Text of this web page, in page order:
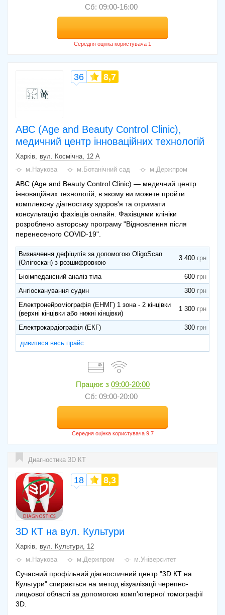
Сб: 09:00-16:00
АВС (Age and Beauty Control Clinic),
медичний центр інноваційних технологій
36 8,7
Харків
вул. Космічна, 12 А
м.Наукова
м.Ботанічний сад м.Держпром
АВС (Age and Beauty Control Clinic) — медичний центр
інноваційних технологій, в якому ви можете пройти
комплексну діагностику здоров'я та отримати
консультацію фахівців онлайн. Фахівцями клініки
розроблено авторську програму "Відновлення після
перенесеного COVID-19".
Визначення дефіцитів за допомогою OligoScan
(Олігоскан) з розшифровкою
3 400
Біоімпедансний аналіз тіла
600
Ангіосканування судин
300
Електронейроміографія (ЕНМГ) 1 зона - 2 кінцівки
(верхні кінцівки або нижні кінцівки)
1 300
Електрокардіографія (ЕКГ) 300
дивитися весь прайс
Працює з 09:00-20:00
Сб: 09:00-20:00
Диагностика 3D КТ
3D КТ на вул. Культури
18 8,3
Харків
вул. Культури, 12
м.Наукова
м.Держпром м.Університет
Сучасний профільний діагностичний центр "3D КТ на
Культури" спирається на метод візуалізації черепно-
лицьової області за допомогою комп'ютерної томографії
3D.